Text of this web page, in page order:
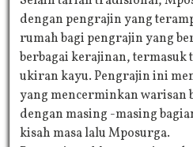
dengan pengrajin yang
rumah bagi pengrajin yang
berbagai kerajinan, termasuk
ukiran kayu. Pengrajin ini
yang mencerminkan warisan
dengan masing -masing
kisah masa lalu Mposurga.